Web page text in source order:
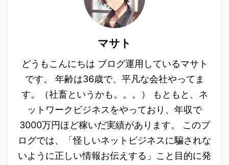
マサト
どうもこんにちは ブログ運用しているマサト
です。 年齢は36歳で、平凡な会社やってま
す。（社畜というかも。。。） もともと、ネ
ットワークビジネスをやっており、年収で
3000万円ほど稼いだ実績があります。 このブ
ログでは、「怪しいネットビジネスに騙されな
いように正しい情報お伝えする」こと目的に発